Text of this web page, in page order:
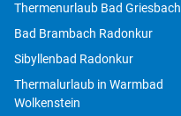
Thermenurlaub Bad Griesbach
Bad Brambach Radonkur
Sibyllenbad Radonkur
Thermalurlaub in Warmbad
Wolkenstein